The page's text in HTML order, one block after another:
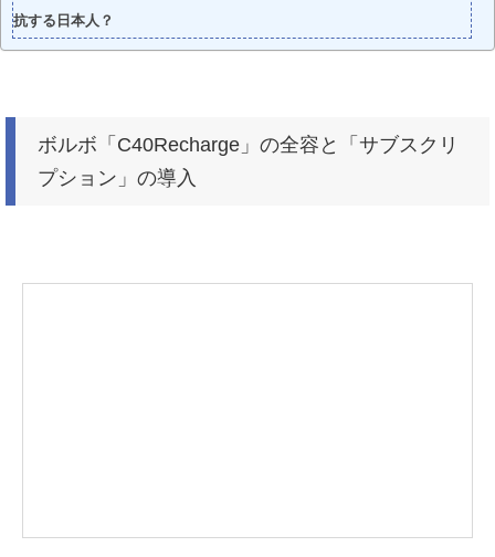
抗する日本人？
ボルボ「C40Recharge」の全容と「サブスクリ
プション」の導入